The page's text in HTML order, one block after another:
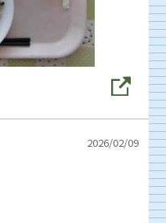
2026/02/09